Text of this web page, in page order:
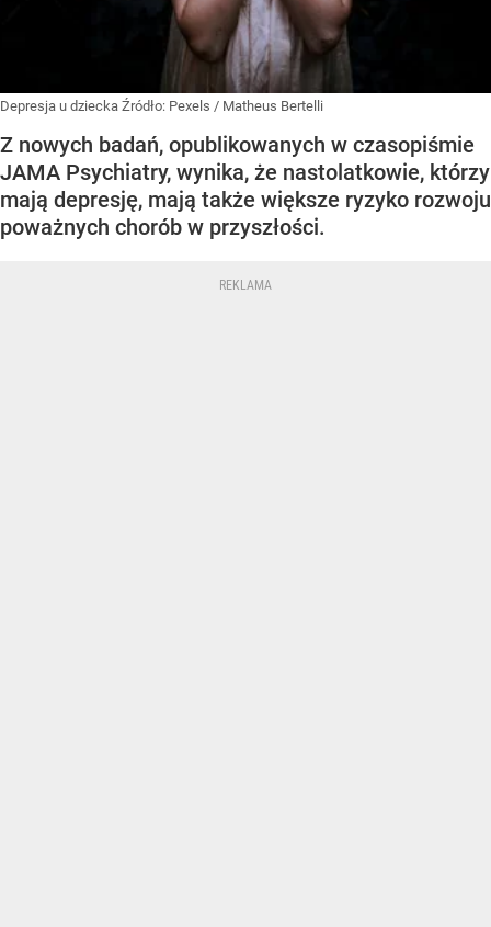
Depresja u dziecka Źródło: Pexels / Matheus Bertelli
Z nowych badań, opublikowanych w czasopiśmie
JAMA Psychiatry, wynika, że nastolatkowie, którzy
mają depresję, mają także większe ryzyko rozwoju
poważnych chorób w przyszłości.